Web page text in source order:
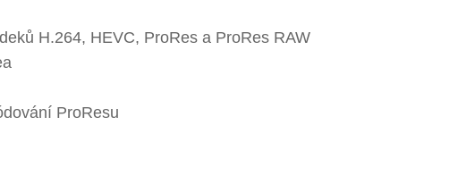
H.264, HEVC, ProRes a ProRes RAW
ProResu